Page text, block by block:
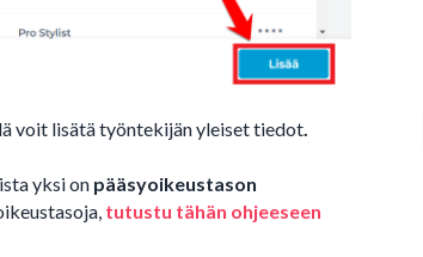
voit lisätä työntekijän yleiset tiedot.
yksi on pääsyoikeustason
tutustu tähän ohjeeseen